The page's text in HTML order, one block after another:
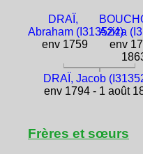
DRAÏ,
Abraham (I313524)
env 1759
Aziza
env
DRAÏ, Jacob
env 1794 - 1 août
Frères et sœurs